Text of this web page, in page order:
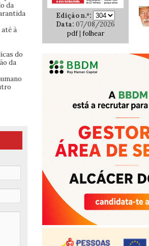
da
à
do
da
Edição n.º:
Data: 07/08/2026
pdf | folhear